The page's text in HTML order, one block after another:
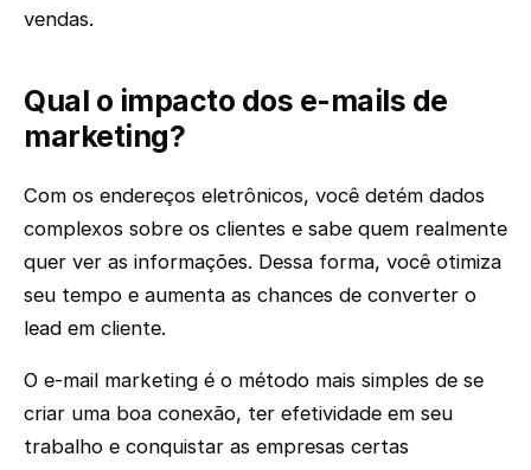
vendas.
Qual o impacto dos e-mails de
marketing?
Com os endereços eletrônicos, você detém dados
complexos sobre os clientes e sabe quem realmente
quer ver as informações. Dessa forma, você otimiza
seu tempo e aumenta as chances de converter o
lead em cliente.
O e-mail marketing é o método mais simples de se
criar uma boa conexão, ter efetividade em seu
trabalho e conquistar as empresas certas